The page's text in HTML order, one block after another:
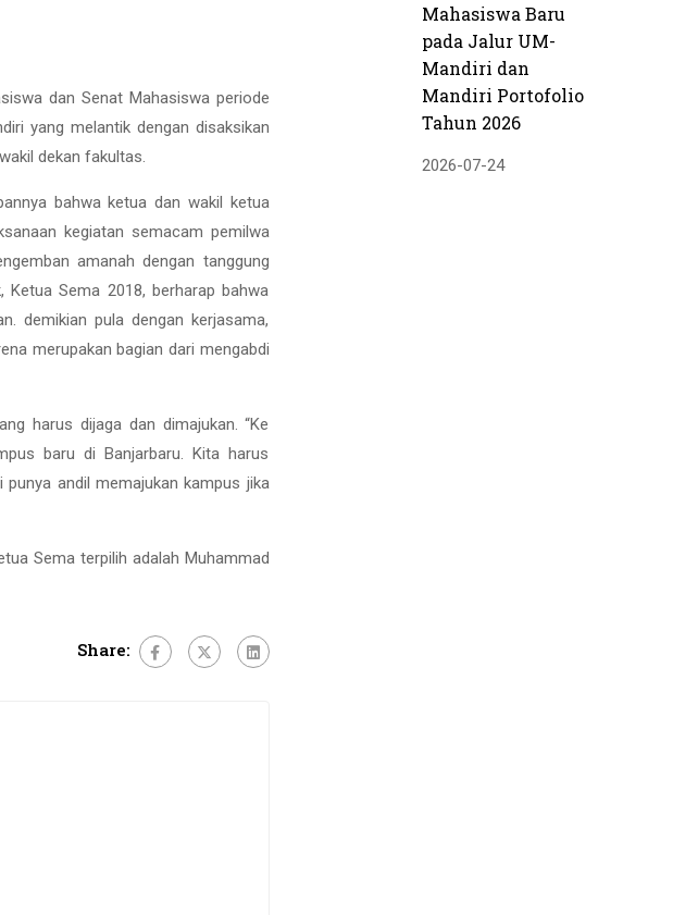
dan Senat Mahasiswa periode
yang melantik dengan disaksikan
dekan fakultas.
bahwa ketua dan wakil ketua
kegiatan semacam pemilwa
amanah dengan tanggung
Ketua Sema 2018, berharap bahwa
demikian pula dengan kerjasama,
merupakan bagian dari mengabdi
harus dijaga dan dimajukan. “Ke
baru di Banjarbaru. Kita harus
andil memajukan kampus jika
Sema terpilih adalah Muhammad
Share:
Mahasiswa Baru
pada Jalur UM-
Mandiri dan
Mandiri Portofolio
Tahun 2026
2026-07-24